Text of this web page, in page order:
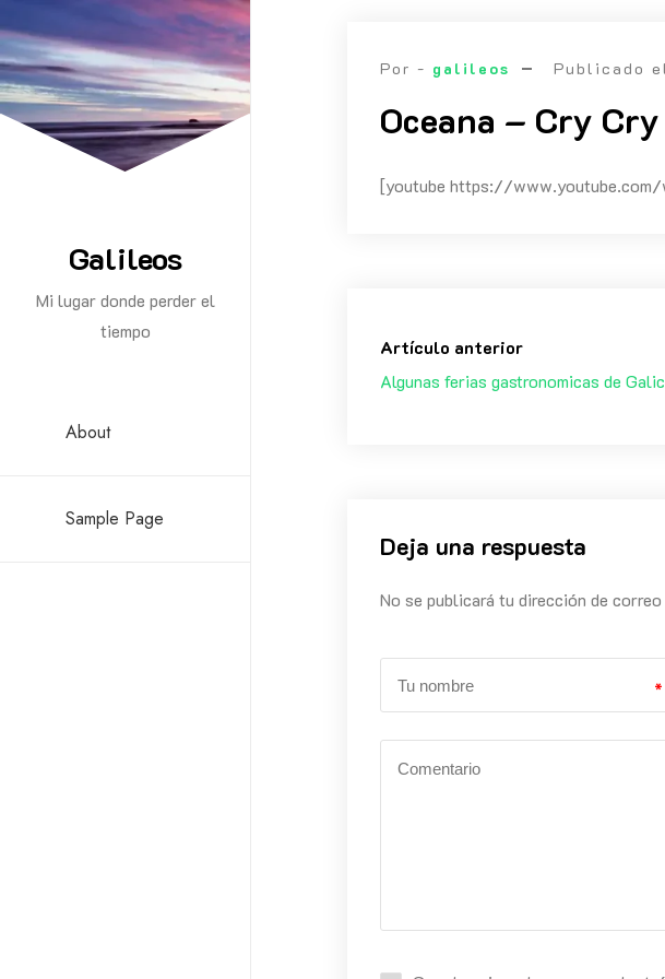
al
contenido
Galileos
Mi lugar donde perder el
tiempo
About
Sample Page
Por - galileos Publicado
Oceana – Cry Cry
[youtube https://
Artículo anterior
Algunas ferias gastronomicas de
Deja una respuesta
No se publicará tu dirección de
*